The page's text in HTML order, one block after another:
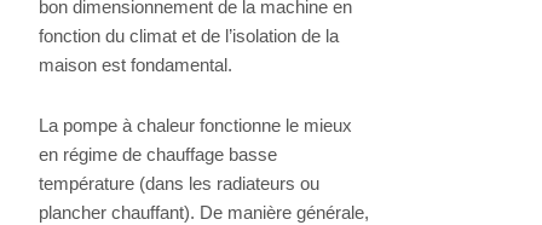
bon dimensionnement de la machine en
fonction du climat et de l’isolation de la
maison est fondamental.
La pompe à chaleur fonctionne le mieux
en régime de chauffage basse
température (dans les radiateurs ou
plancher chauffant). De manière générale,